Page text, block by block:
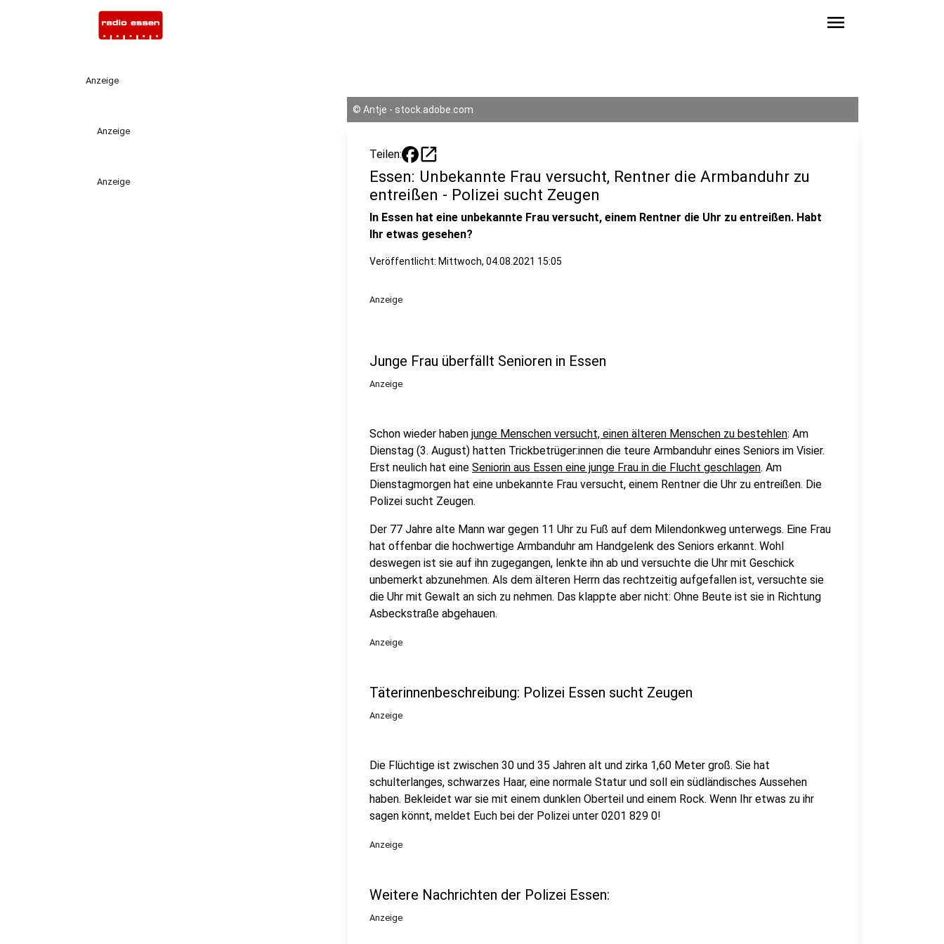
menu
Anzeige
Anzeige
Anzeige
© Antje - stock.adobe.com
Teilen: open_in_new
Essen: Unbekannte Frau versucht, Rentner die Armbanduhr zu
entreißen - Polizei sucht Zeugen
In Essen hat eine unbekannte Frau versucht, einem Rentner die Uhr zu entreißen. Habt
Ihr etwas gesehen?
Veröffentlicht: Mittwoch, 04.08.2021 15:05
Anzeige
Junge Frau überfällt Senioren in Essen
Anzeige
Schon wieder haben junge Menschen versucht, einen älteren Menschen zu bestehlen: Am
Dienstag (3. August) hatten Trickbetrüger:innen die teure Armbanduhr eines Seniors im Visier.
Erst neulich hat eine Seniorin aus Essen eine junge Frau in die Flucht geschlagen. Am
Dienstagmorgen hat eine unbekannte Frau versucht, einem Rentner die Uhr zu entreißen. Die
Polizei sucht Zeugen.
Der 77 Jahre alte Mann war gegen 11 Uhr zu Fuß auf dem Milendonkweg unterwegs. Eine Frau
hat offenbar die hochwertige Armbanduhr am Handgelenk des Seniors erkannt. Wohl
deswegen ist sie auf ihn zugegangen, lenkte ihn ab und versuchte die Uhr mit Geschick
unbemerkt abzunehmen. Als dem älteren Herrn das rechtzeitig aufgefallen ist, versuchte sie
die Uhr mit Gewalt an sich zu nehmen. Das klappte aber nicht: Ohne Beute ist sie in Richtung
Asbeckstraße abgehauen.
Anzeige
Täterinnenbeschreibung: Polizei Essen sucht Zeugen
Anzeige
Die Flüchtige ist zwischen 30 und 35 Jahren alt und zirka 1,60 Meter groß. Sie hat
schulterlanges, schwarzes Haar, eine normale Statur und soll ein südländisches Aussehen
haben. Bekleidet war sie mit einem dunklen Oberteil und einem Rock. Wenn Ihr etwas zu ihr
sagen könnt, meldet Euch bei der Polizei unter 0201 829 0!
Anzeige
Weitere Nachrichten der Polizei Essen:
Anzeige